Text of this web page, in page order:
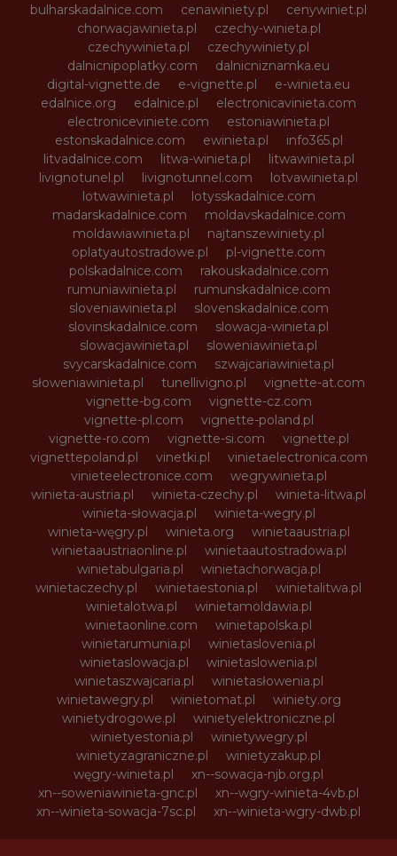
bulharskadalnice.com
cenawiniety.pl
cenywiniet.pl
chorwacjawinieta.pl
czechy-winieta.pl
czechywinieta.pl
czechywiniety.pl
dalnicnipoplatky.com
dalnicniznamka.eu
digital-vignette.de
e-vignette.pl
e-winieta.eu
edalnice.org
edalnice.pl
electronicavinieta.com
electroniceviniete.com
estoniawinieta.pl
estonskadalnice.com
ewinieta.pl
info365.pl
litvadalnice.com
litwa-winieta.pl
litwawinieta.pl
livignotunel.pl
livignotunnel.com
lotvawinieta.pl
lotwawinieta.pl
lotysskadalnice.com
madarskadalnice.com
moldavskadalnice.com
moldawiawinieta.pl
najtanszewiniety.pl
oplatyautostradowe.pl
pl-vignette.com
polskadalnice.com
rakouskadalnice.com
rumuniawinieta.pl
rumunskadalnice.com
sloveniawinieta.pl
slovenskadalnice.com
slovinskadalnice.com
slowacja-winieta.pl
slowacjawinieta.pl
sloweniawinieta.pl
svycarskadalnice.com
szwajcariawinieta.pl
słoweniawinieta.pl
tunellivigno.pl
vignette-at.com
vignette-bg.com
vignette-cz.com
vignette-pl.com
vignette-poland.pl
vignette-ro.com
vignette-si.com
vignette.pl
vignettepoland.pl
vinetki.pl
vinietaelectronica.com
vinieteelectronice.com
wegrywinieta.pl
winieta-austria.pl
winieta-czechy.pl
winieta-litwa.pl
winieta-słowacja.pl
winieta-wegry.pl
winieta-węgry.pl
winieta.org
winietaaustria.pl
winietaaustriaonline.pl
winietaautostradowa.pl
winietabulgaria.pl
winietachorwacja.pl
winietaczechy.pl
winietaestonia.pl
winietalitwa.pl
winietalotwa.pl
winietamoldawia.pl
winietaonline.com
winietapolska.pl
winietarumunia.pl
winietaslovenia.pl
winietaslowacja.pl
winietaslowenia.pl
winietaszwajcaria.pl
winietasłowenia.pl
winietawegry.pl
winietomat.pl
winiety.org
winietydrogowe.pl
winietyelektroniczne.pl
winietyestonia.pl
winietywegry.pl
winietyzagraniczne.pl
winietyzakup.pl
węgry-winieta.pl
xn--sowacja-njb.org.pl
xn--soweniawinieta-gnc.pl
xn--wgry-winieta-4vb.pl
xn--winieta-sowacja-7sc.pl
xn--winieta-wgry-dwb.pl